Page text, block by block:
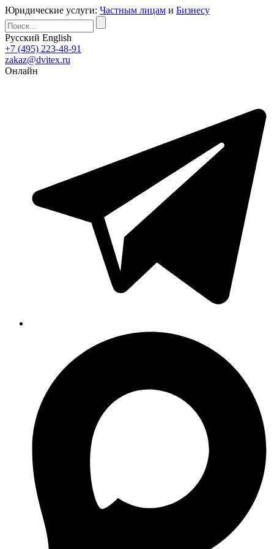
Юридические услуги: Частным лицам и Бизнесу
Русский English
+7 (495) 223-48-91
zakaz@dvitex.ru
Онлайн